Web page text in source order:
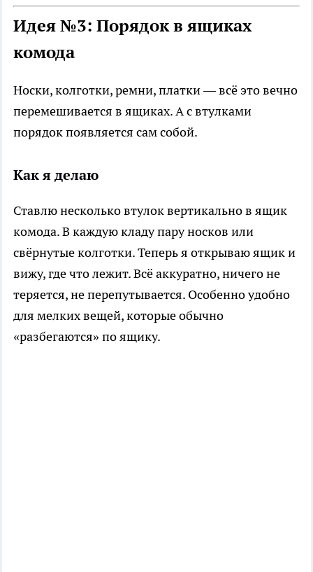
Идея №3: Порядок в ящиках
комода
Носки, колготки, ремни, платки — всё это вечно
перемешивается в ящиках. А с втулками
порядок появляется сам собой.
Как я делаю
Ставлю несколько втулок вертикально в ящик
комода. В каждую кладу пару носков или
свёрнутые колготки. Теперь я открываю ящик и
вижу, где что лежит. Всё аккуратно, ничего не
теряется, не перепутывается. Особенно удобно
для мелких вещей, которые обычно
«разбегаются» по ящику.